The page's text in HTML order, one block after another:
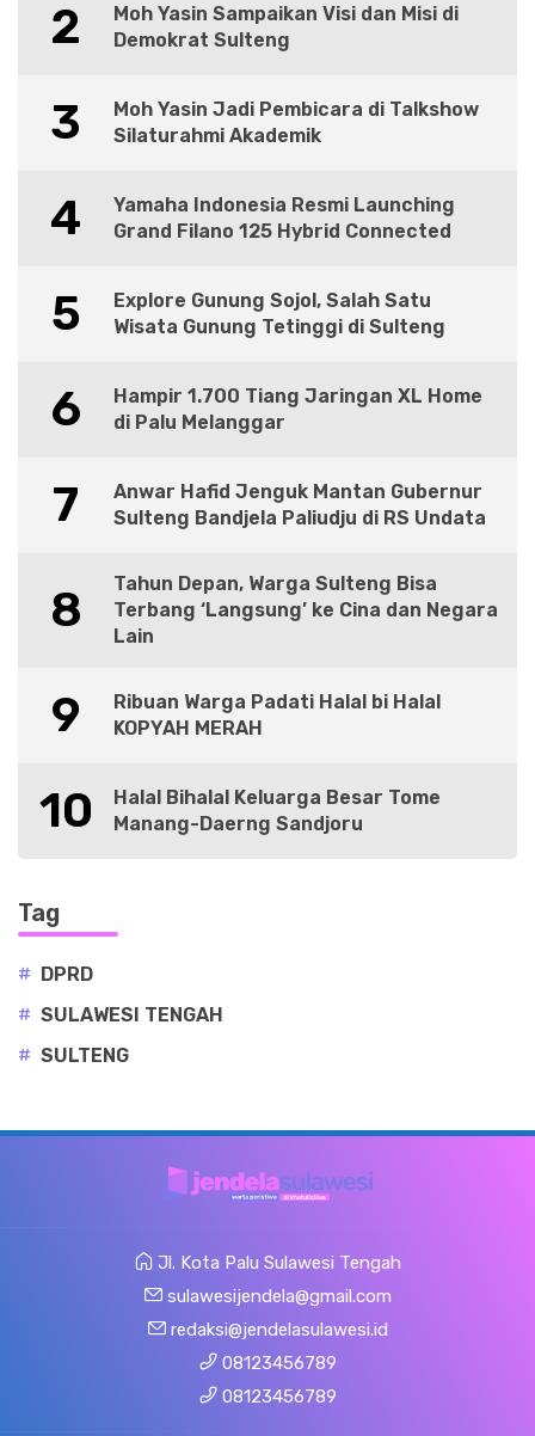
2
Moh Yasin Sampaikan Visi dan Misi di
Demokrat Sulteng
3
Moh Yasin Jadi Pembicara di Talkshow
Silaturahmi Akademik
4
Yamaha Indonesia Resmi Launching
Grand Filano 125 Hybrid Connected
5
Explore Gunung Sojol, Salah Satu
Wisata Gunung Tetinggi di Sulteng
6
Hampir 1.700 Tiang Jaringan XL Home
di Palu Melanggar
7
Anwar Hafid Jenguk Mantan Gubernur
Sulteng Bandjela Paliudju di RS Undata
8
Tahun Depan, Warga Sulteng Bisa
Terbang ‘Langsung’ ke Cina dan Negara
Lain
9
Ribuan Warga Padati Halal bi Halal
KOPYAH MERAH
10
Halal Bihalal Keluarga Besar Tome
Manang-Daerng Sandjoru
Tag
# DPRD
# SULAWESI TENGAH
# SULTENG
Jl. Kota Palu Sulawesi Tengah
sulawesijendela@gmail.com
redaksi@jendelasulawesi.id
08123456789
08123456789